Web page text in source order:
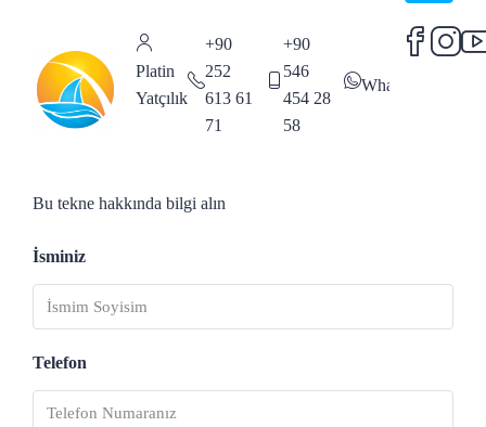
Platin
Yatçılık
+90
252
613 61
71
+90
546
454 28
58
WhatsApp
Bu tekne hakkında bilgi alın
İsminiz
Telefon